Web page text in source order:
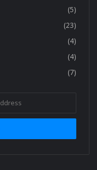
(5)
(23)
(4)
(4)
(7)